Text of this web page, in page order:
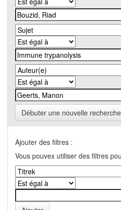
Débuter une nouvelle recherche
Ajouter des filtres :
Vous pouvex utiliser des filtres